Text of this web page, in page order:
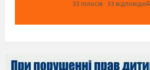
33 голосів · 33 відповідей